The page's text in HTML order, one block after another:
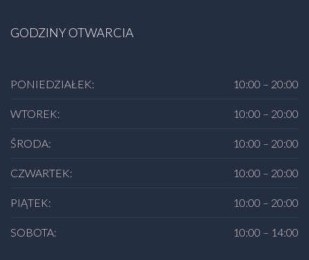
GODZINY OTWARCIA
PONIEDZIAŁEK: 10:00 – 20:00
WTOREK: 10:00 – 20:00
ŚRODA: 10:00 – 20:00
CZWARTEK: 10:00 – 20:00
PIĄTEK: 10:00 – 20:00
SOBOTA: 10:00 – 14:00